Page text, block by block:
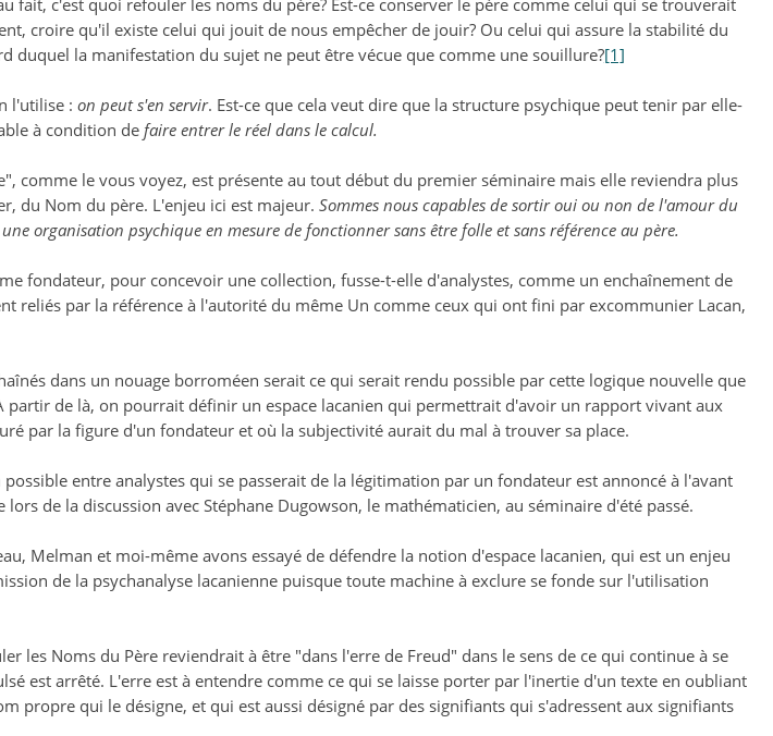
fait, c'est quoi refouler les noms du père? Est-ce conserver le père comme celui qui se trouverait
croire qu'il existe celui qui jouit de nous empêcher de jouir? Ou celui qui assure la stabilité du
duquel la manifestation du sujet ne peut être vécue que comme une souillure?[1]
l'utilise :on peut s'en servir. Est-ce que cela veut dire que la structure psychique peut tenir par elle-
à condition defaire entrer le réel dans le calcul.
comme le vous voyez, est présente au tout début du premier séminaire mais elle reviendra plus
du Nom du père. L'enjeu ici est majeur. Sommes nous capables de sortir oui ou non de l'amour du
organisation psychique en mesure de fonctionner sans être folle et sans référence au père.
fondateur, pour concevoir une collection, fusse-t-elle d'analystes, comme un enchaînement de
reliés par la référence à l'autorité du même Un comme ceux qui ont fini par excommunier Lacan,
dans un nouage borroméen serait ce qui serait rendu possible par cette logique nouvelle que
partir de là, on pourrait définir un espace lacanien qui permettrait d'avoir un rapport vivant aux
par la figure d'un fondateur et où la subjectivité aurait du mal à trouver sa place.
entre analystes qui se passerait de la légitimation par un fondateur est annoncé à l'avant
de la discussion avec Stéphane Dugowson, le mathématicien, au séminaire d'été passé.
Melman et moi-même avons essayé de défendre la notion d'espace lacanien, qui est un enjeu
de la psychanalyse lacanienne puisque toute machine à exclure se fonde sur l'utilisation
les Noms du Père reviendrait à être "dans l'erre de Freud" dans le sens de ce qui continue à se
est arrêté. L'erre est à entendre comme ce qui se laisse porter par l'inertie d'un texte en oubliant
propre qui le désigne, et qui est aussi désigné par des signifiants qui s'adressent aux signifiants